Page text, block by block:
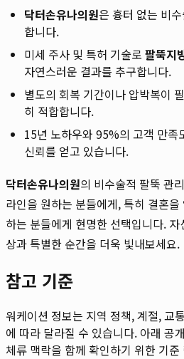
닥터손유나의원은 흉터 없는 비
합니다.
미세 주사 및 특허 기술로 팔뚝지
자연스러운 결과를 추구합니다.
별도의 회복 기간이나 압박복이
히 적합합니다.
15년 노하우와 95%의 고객 만족
신뢰를 얻고 있습니다.
닥터손유나의원의 비수술적 팔뚝 관
라인을 원하는 분들에게, 특히 결혼을
하는 분들에게 현명한 선택입니다.
상과 특별한 순간을 더욱 빛내보세요.
참고 기준
워케이션 정보는 지역 정책, 계절, 교
에 따라 달라질 수 있습니다. 아래 공
체류 맥락을 함께 확인하기 위한 기